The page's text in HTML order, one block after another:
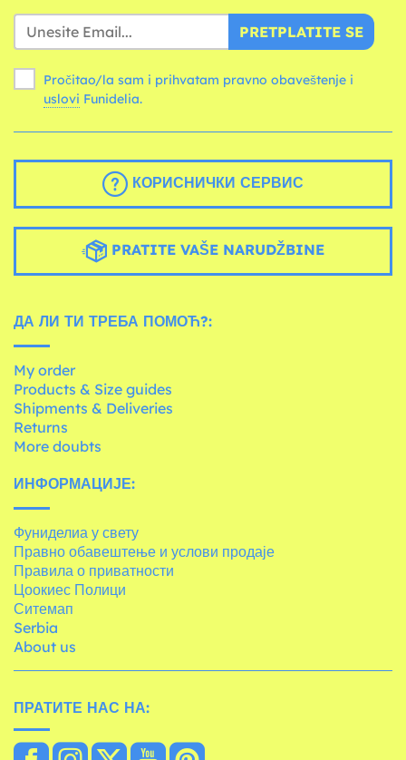
PRETPLATITE SE
Pročitao/la sam i prihvatam pravno obaveštenje i
uslovi Funidelia.
КОРИСНИЧКИ СЕРВИС
PRATITE VAŠE NARUDŽBINE
ДА ЛИ ТИ ТРЕБА ПОМОЋ?:
My order
Products & Size guides
Shipments & Deliveries
Returns
More doubts
ИНФОРМАЦИЈЕ:
Фуниделиа у свету
Правно обавештење и услови продаје
Правила о приватности
Цоокиес Полици
Ситемап
Serbia
About us
ПРАТИТЕ НАС НА: